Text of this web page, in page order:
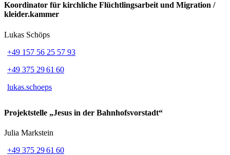
Koordinator für kirchliche Flüchtlingsarbeit und Migration /
kleider.kammer
Lukas Schöps
+49 157 56 25 57 93
+49 375 29 61 60
lukas.schoeps
Projektstelle „Jesus in der Bahnhofsvorstadt“
Julia Markstein
+49 375 29 61 60